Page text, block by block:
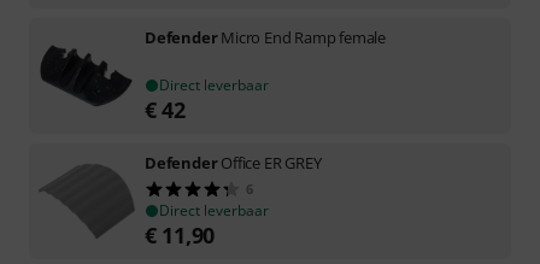
DefenderMicro End Ramp female
Direct leverbaar
€42
DefenderOffice ER GREY
6
Direct leverbaar
€ 11,90